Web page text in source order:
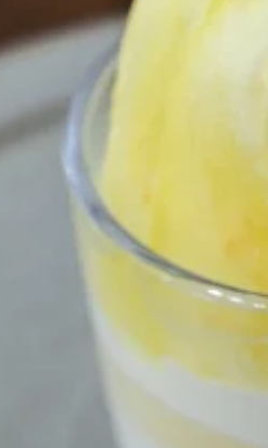
した。
ント